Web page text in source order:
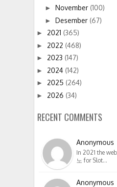
► November (100)
► Desember (67)
► 2021 (365)
► 2022 (468)
► 2023 (147)
► 2024 (142)
► 2025 (264)
► 2026 (34)
RECENT COMMENTS
Anonymous
In 2021 the
노 for Slot…
Anonymous